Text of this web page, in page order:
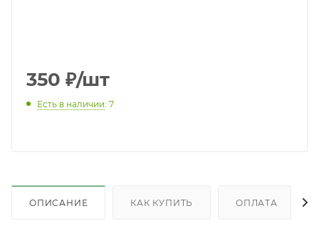
350 ₽/шт
Есть в наличии: 7
ОПИСАНИЕ КАК КУПИТЬ ОПЛАТА